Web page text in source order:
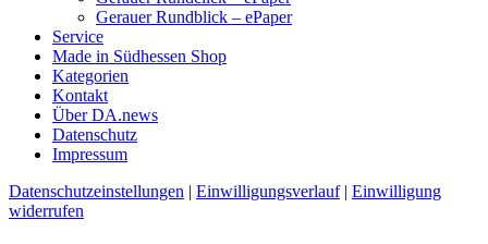
Gerauer Rundblick – ePaper
Service
Made in Südhessen Shop
Kategorien
Kontakt
Über DA.news
Datenschutz
Impressum
Datenschutzeinstellungen | Einwilligungsverlauf| Einwilligung
widerrufen